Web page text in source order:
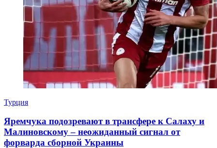
Турция
Яремчука подозревают в трансфере к Салаху и
Малиновскому – неожиданный сигнал от
форварда сборной Украины